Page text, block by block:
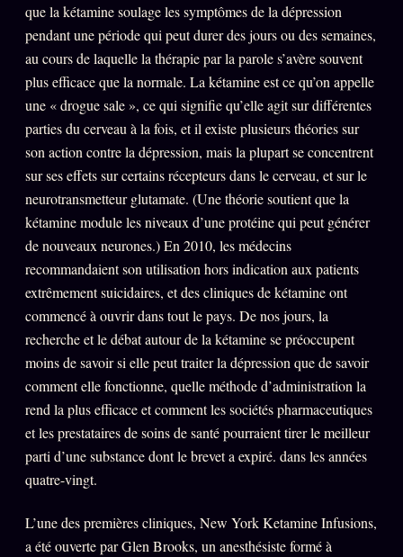
que la kétamine soulage les symptômes de la dépression
pendant une période qui peut durer des jours ou des semaines,
au cours de laquelle la thérapie par la parole s’avère souvent
plus efficace que la normale. La kétamine est ce qu’on appelle
une « drogue sale », ce qui signifie qu’elle agit sur différentes
parties du cerveau à la fois, et il existe plusieurs théories sur
son action contre la dépression, mais la plupart se concentrent
sur ses effets sur certains récepteurs dans le cerveau, et sur le
neurotransmetteur glutamate. (Une théorie soutient que la
kétamine module les niveaux d’une protéine qui peut générer
de nouveaux neurones.) En 2010, les médecins
recommandaient son utilisation hors indication aux patients
extrêmement suicidaires, et des cliniques de kétamine ont
commencé à ouvrir dans tout le pays. De nos jours, la
recherche et le débat autour de la kétamine se préoccupent
moins de savoir si elle peut traiter la dépression que de savoir
comment elle fonctionne, quelle méthode d’administration la
rend la plus efficace et comment les sociétés pharmaceutiques
et les prestataires de soins de santé pourraient tirer le meilleur
parti d’une substance dont le brevet a expiré. dans les années
quatre-vingt.
L’une des premières cliniques, New York Ketamine Infusions,
a été ouverte par Glen Brooks, un anesthésiste formé à